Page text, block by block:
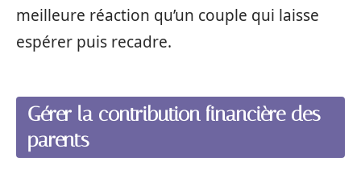
meilleure réaction qu’un couple qui laisse
espérer puis recadre.
Gérer la contribution financière des
parents